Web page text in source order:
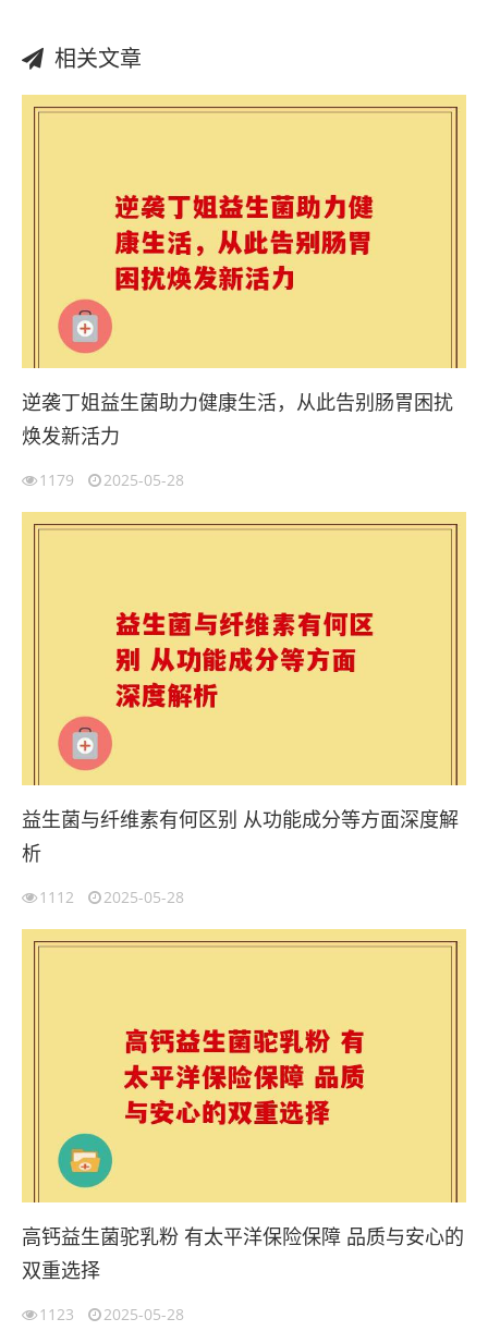
相关文章
逆袭丁姐益生菌助力健康生活，从此告别肠胃困扰
焕发新活力
1179 2025-05-28
益生菌与纤维素有何区别 从功能成分等方面深度解
析
1112 2025-05-28
高钙益生菌驼乳粉 有太平洋保险保障 品质与安心的
双重选择
1123 2025-05-28